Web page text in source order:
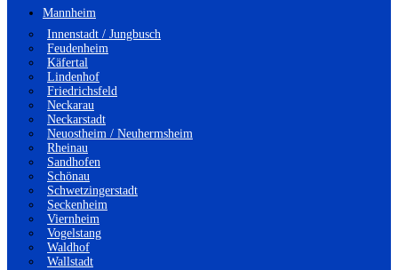
Mannheim
Innenstadt / Jungbusch
Feudenheim
Käfertal
Lindenhof
Friedrichsfeld
Neckarau
Neckarstadt
Neuostheim / Neuhermsheim
Rheinau
Sandhofen
Schönau
Schwetzingerstadt
Seckenheim
Viernheim
Vogelstang
Waldhof
Wallstadt